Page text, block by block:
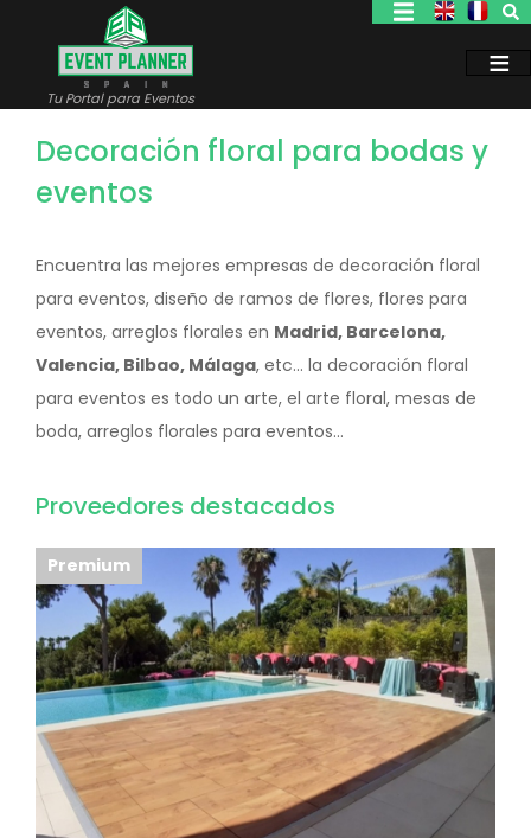
contenido
Tu Portal para Eventos
Decoración floral para bodas y
eventos
Encuentra las mejores empresas de decoración floral
para eventos, diseño de ramos de flores, flores para
eventos, arreglos florales en Madrid, Barcelona,
Valencia, Bilbao, Málaga, etc... la decoración floral
para eventos es todo un arte, el arte floral, mesas de
boda, arreglos florales para eventos...
Proveedores destacados
Premium